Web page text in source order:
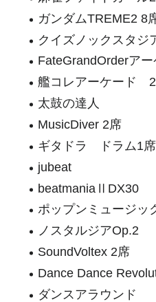
ガンダムTREME2 8
クイズノックスタ
FateGrandOrderア
艦コレアーケード
太鼓の達人
MusicDiver 2席
ギタドラ ドラム1
jubeat
beatmaniaⅡDX30
ポップンミュージッ
ノスタルジアOp.2
SoundVoltex 2席
Dance Dance
ダンスアラウンド